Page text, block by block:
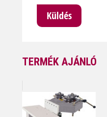
TERMÉK AJÁNLÓ